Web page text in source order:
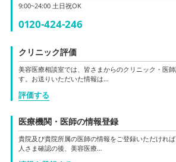
9:00~24:00 土日祝OK
0120-424-246
クリニック評価
美容医療相談室では、皆さまからのクリニック・医
す。お送りいただいた情報は…
評価する
医療機関・医師の情報登録
貴院及び貴院所属の医師の情報をご登録いただけれ
人さま確認の後、美容医療…